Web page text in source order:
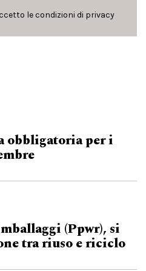
le condizioni di privacy
obbligatoria per i
(Ppwr), si
tra riuso e riciclo